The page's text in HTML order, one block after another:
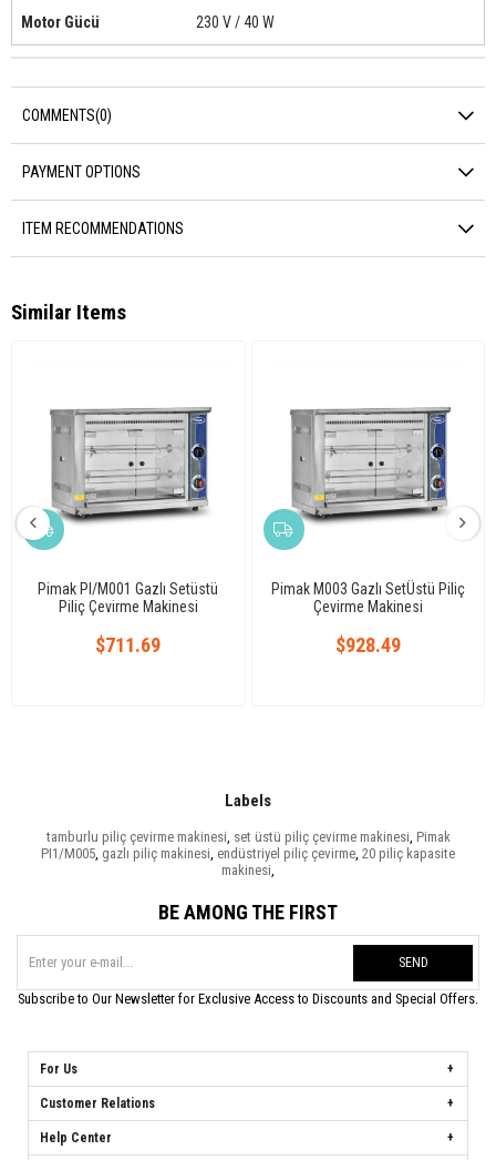
Motor Gücü 230 V / 40 W
COMMENTS(0)
PAYMENT OPTIONS
ITEM RECOMMENDATIONS
Similar Items
Pimak PI/M001 Gazlı Setüstü
Piliç Çevirme Makinesi
$711.69
Pimak M003 Gazlı SetÜstü Piliç
Çevirme Makinesi
$928.49
Labels
tamburlu piliç çevirme makinesi set üstü piliç çevirme makinesi Pimak
PI1/M005 gazlı piliç makinesi endüstriyel piliç çevirme 20 piliç kapasite
makinesi
BE AMONG THE FIRST
SEND
Subscribe to Our Newsletter for Exclusive Access to Discounts and Special Offers.
For Us
Customer Relations
Help Center